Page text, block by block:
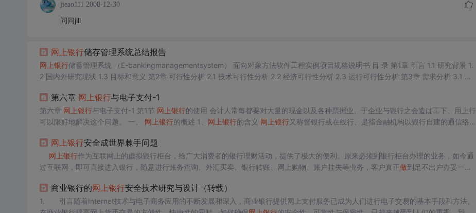
jieao111 2008-12-30
问问jill
网上银行储存管理系统总结报告
网上银行储蓄管理系统 （E-bankingmanagementsystem） 面向对象方法软件工程实例项目规格说明书 目 录 第1章 引言 1.1 研究背景 1.
2 国内外研究现状 1.3 目标和意义 第2章 可行性分析 2.1 技术可行性分析 2.2 经济可行性分析 2.3 运行可行性分析 第3章 需求分析 3.1 系
第六章 网上银行与电子支付-1
第六章 网上银行与电子支付-1 第1节 网上银行的使用 会计人常每都要对大量的现金以及各种票据业、于企业与银行之会造ば工下、用上行
可以限好地解决这个问题。 一、 网上银行的概述 1、 网上银行的含义 网上银行又称督银行或在线行、是指金融机构以银行自建的通信络或
旅途中、只要能接入网能安全使地管理自己的资产和字受到银行的限务
说，银
网上银行安全成世界棘手问题
网上银行作为互联网上的虚拟银行柜台，给广大消费者的银行理财活动，提供了极大的便利。原来必须到银行柜台办理的业务，如今通
过互联网，即可直接进入银行，随意进行账务查询、外汇买卖、银行转账、网上购物、账户挂失等业务，客户真正做到足不出户办妥一切
上海浦东上班的蔡中遇到一
商业银行的网上银行安全技术研究与设计（转载）
1. 引言随着Internet技术与电子商务应用的不断发展和深入，商业银行提供网上支付服务已成为人们进行电子交易的基本手段和方法。